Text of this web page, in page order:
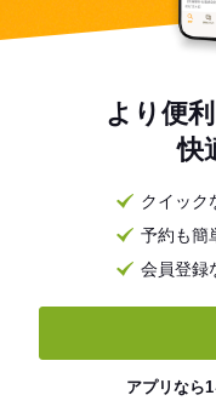
より便
快
クイック
予約も簡
会員登録
アプリなら